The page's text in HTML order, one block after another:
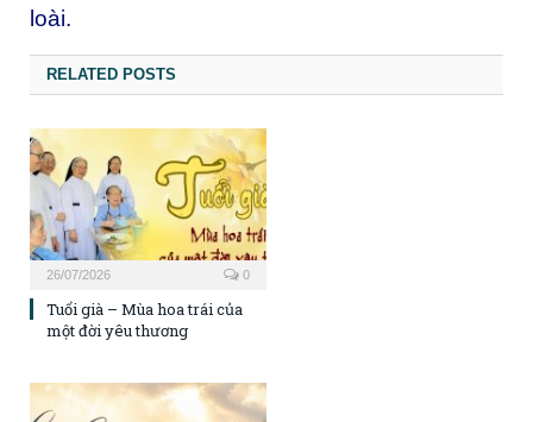
loài.
RELATED POSTS
26/07/2026 0
Tuổi già – Mùa hoa trái của
một đời yêu thương